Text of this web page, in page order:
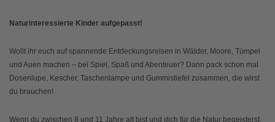
Naturinteressierte Kinder aufgepasst!
Wollt ihr euch auf spannende Entdeckungsreisen in Wälder, Moore, Tümpel
und Auen machen – bei Spiel, Spaß und Abenteuer? Dann pack schon mal
Dosenlupe, Kescher, Taschenlampe und Gummistiefel zusammen, die wirst
du brauchen!
Wenn du zwischen 8 und 11 Jahre alt bist und dich für die Natur begeisterst,